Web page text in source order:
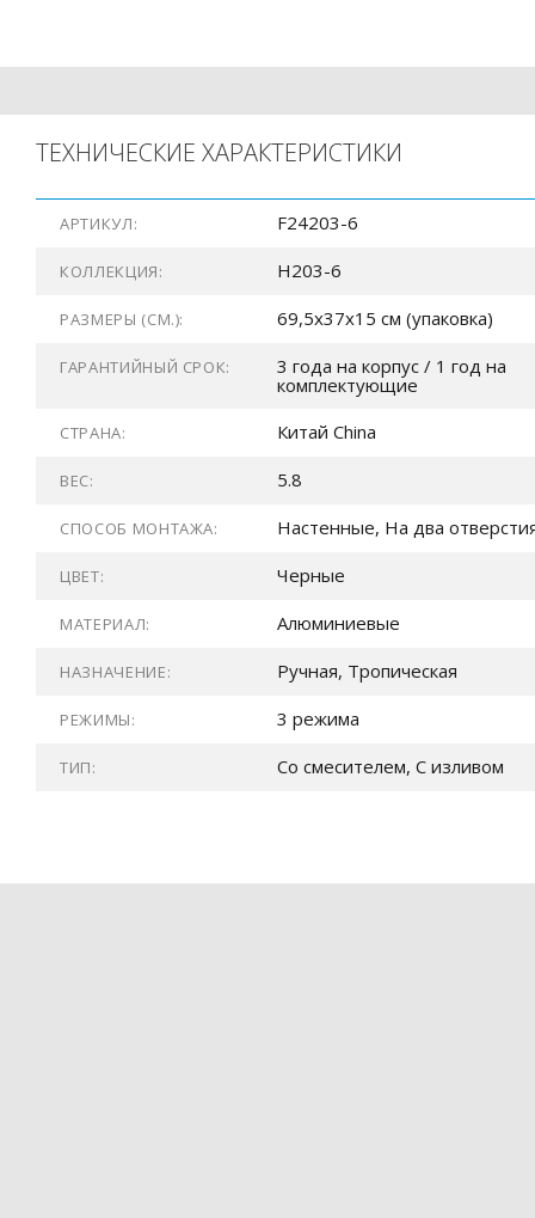
ТЕХНИЧЕСКИЕ ХАРАКТЕРИСТИКИ
АРТИКУЛ: F24203-6
КОЛЛЕКЦИЯ: H203-6
РАЗМЕРЫ (СМ.): 69,5x37x15 см (упаковка)
ГАРАНТИЙНЫЙ СРОК:
3 года на корпус / 1 год на
комплектующие
СТРАНА: Китай China
ВЕС: 5.8
СПОСОБ МОНТАЖА: Настенные, На два
ЦВЕТ: Черные
МАТЕРИАЛ: Алюминиевые
НАЗНАЧЕНИЕ: Ручная, Тропическая
РЕЖИМЫ: 3 режима
ТИП: Со смесителем, С изливом